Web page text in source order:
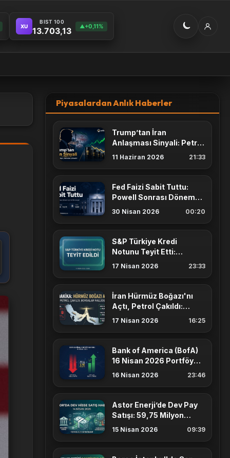
XU
BIST 100
13.703,13 ▲+0,11%
Piyasalardan Anlık Haberler
Trump’tan İran
Anlaşması Sinyali: Petrol
Düştü, Altın ve Borsalar
11 Haziran 2026 21:33
Fed Faizi Sabit Tuttu:
Powell Sonrası Dönem
İçin Kritik Sinyal
30 Nisan 2026 00:20
S&P Türkiye Kredi
Notunu Teyit Etti:
Görünüm 'Durağan'
17 Nisan 2026 23:33
İran Hürmüz Boğazı'nı
Açtı, Petrol Çakıldı:
Borsalarda Ralli
17 Nisan 2026 16:25
Bank of America (BofA)
16 Nisan 2026 Portföy
Analizi: En Çok Hangi
16 Nisan 2026 23:46
Astor Enerji’de Dev Pay
Satışı: 59,75 Milyon
Lotluk ASTOR Satışı Ne
15 Nisan 2026 09:39